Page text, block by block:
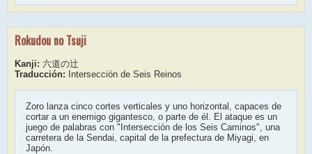
Rokudou no Tsuji
Kanji: 六道の辻
Traducción: Intersección de Seis Reinos
Zoro lanza cinco cortes verticales y uno horizontal, capaces de
cortar a un enemigo gigantesco, o parte de él. El ataque es un
juego de palabras con "Intersección de los Seis Caminos", una
carretera de la Sendai, capital de la prefectura de Miyagi, en
Japón.